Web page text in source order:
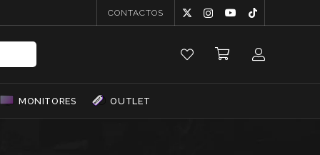
CONTACTOS
MONITORES OUTLET